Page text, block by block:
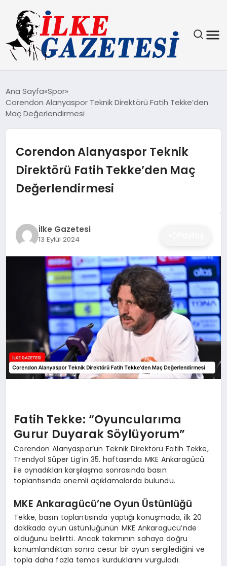
TEKNOLOJI
MAGAZIN
DÜNYA
Ana Sayfa Spor
Corendon Alanyaspor Teknik Direktörü Fatih Tekke’den
Maç Değerlendirmesi
Corendon Alanyaspor Teknik
Direktörü Fatih Tekke’den Maç
Değerlendirmesi
İlke Gazetesi
13 Eylül 2024
Fatih Tekke: “Oyuncularıma
Gurur Duyarak Söylüyorum”
Corendon Alanyaspor’un Teknik Direktörü Fatih Tekke,
Trendyol Süper Lig’in 35. haftasında MKE Ankaragücü
ile oynadıkları karşılaşma sonrasında basın
toplantısında önemli açıklamalarda bulundu.
MKE Ankaragücü’ne Oyun Üstünlüğü
Tekke, basın toplantısında yaptığı konuşmada, ilk 20
dakikada oyun üstünlüğünün MKE Ankaragücü’nde
olduğunu belirtti. Ancak takımının sahaya doğru
konumlandıktan sonra cesur bir oyun sergilediğini ve
topla daha fazla temas kurduklarını vurguladı.